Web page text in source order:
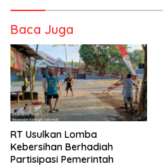
Baca Juga
RT Usulkan Lomba
Kebersihan Berhadiah
Partisipasi Pemerintah